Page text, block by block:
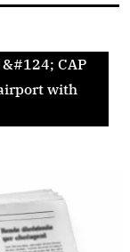
&#124; CAP
with